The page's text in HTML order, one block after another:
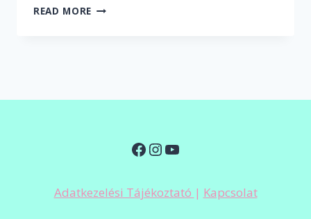
READ MORE AMIKOR
Facebook
Instagram
YouTube
Adatkezelési Tájékoztató | Kapcsolat